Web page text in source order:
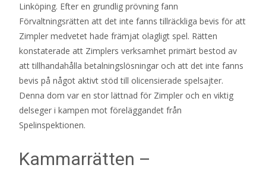
Linköping. Efter en grundlig prövning fann
Förvaltningsrätten att det inte fanns tillräckliga bevis för att
Zimpler medvetet hade främjat olagligt spel. Rätten
konstaterade att Zimplers verksamhet primärt bestod av
att tillhandahålla betalningslösningar och att det inte fanns
bevis på något aktivt stöd till olicensierade spelsajter.
Denna dom var en stor lättnad för Zimpler och en viktig
delseger i kampen mot föreläggandet från
Spelinspektionen.
Kammarrätten –